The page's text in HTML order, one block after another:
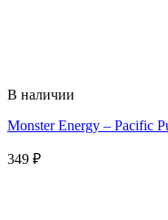
В наличии
Monster Energy – Pacific
349 ₽